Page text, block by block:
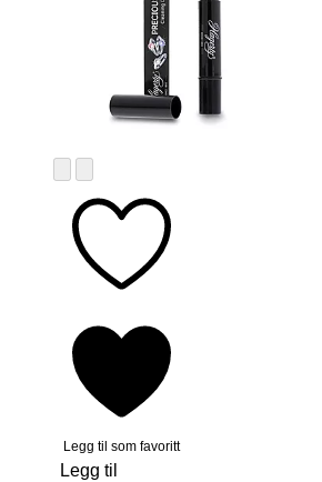
Legg til som favoritt
Legg til